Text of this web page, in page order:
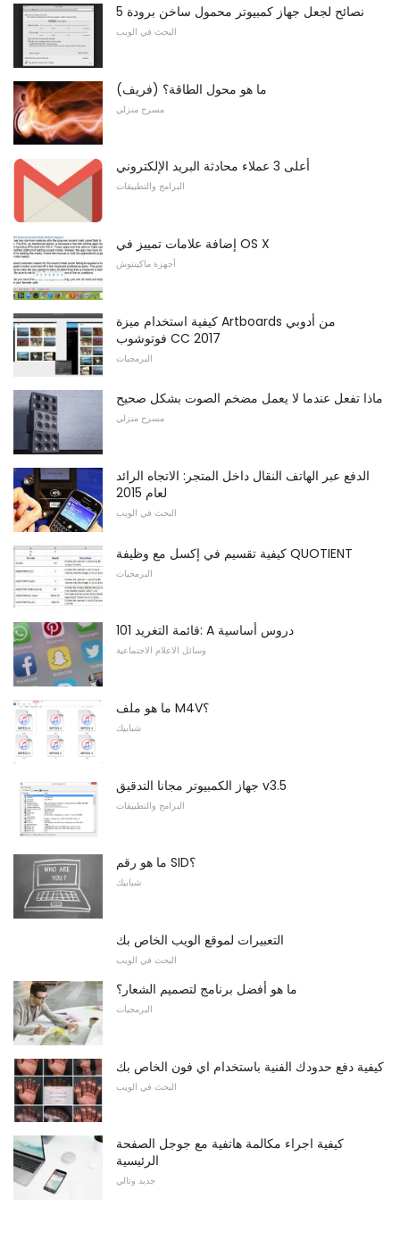
5 نصائح لجعل جهاز كمبيوتر محمول ساخن برودة
البحث في الويب
ما هو محول الطاقة؟ (فريف)
مسرح منزلي
أعلى 3 عملاء محادثة البريد الإلكتروني
البرامج والتطبيقات
إضافة علامات تمييز في OS X
أجهزة ماكينتوش
كيفية استخدام ميزة Artboards من أدوبي
فوتوشوب CC 2017
البرمجيات
ماذا تفعل عندما لا يعمل مضخم الصوت بشكل صحيح
مسرح منزلي
الدفع عبر الهاتف النقال داخل المتجر: الاتجاه الرائد
لعام 2015
البحث في الويب
كيفية تقسيم في إكسل مع وظيفة QUOTIENT
البرمجيات
قائمة التغريد 101: A دروس أساسية
وسائل الاعلام الاجتماعية
ما هو ملف M4V؟
شبابيك
جهاز الكمبيوتر مجانا التدقيق v3.5
البرامج والتطبيقات
ما هو رقم SID؟
شبابيك
التعبيرات لموقع الويب الخاص بك
البحث في الويب
ما هو أفضل برنامج لتصميم الشعار؟
البرمجيات
كيفية دفع حدودك الفنية باستخدام اي فون الخاص بك
البحث في الويب
كيفية اجراء مكالمة هاتفية مع جوجل الصفحة
الرئيسية
جديد وتالي